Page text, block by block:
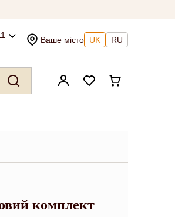
Ваше місто UK RU
комплект